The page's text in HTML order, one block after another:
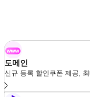
도메인
신규 등록 할인쿠폰 제공,